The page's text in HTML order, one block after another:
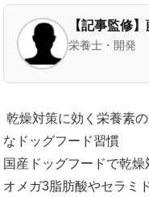
【記事監修】
栄養士・開発
乾燥対策に効く栄養素
なドッグフード習慣
国産ドッグフードで乾
オメガ3脂肪酸やセラミ